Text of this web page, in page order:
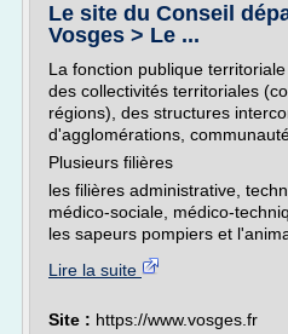
Le site du Conseil
Vosges > Le ...
La fonction publique
des collectivités territoriales
régions), des structures
d'agglomérations,
Plusieurs filières
les filières administrative,
médico-sociale, médico-
les sapeurs pompiers et
Lire la suite
Site : https://www.vosges.fr